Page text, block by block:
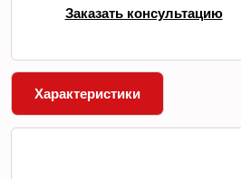
Заказать консультацию
Характеристики